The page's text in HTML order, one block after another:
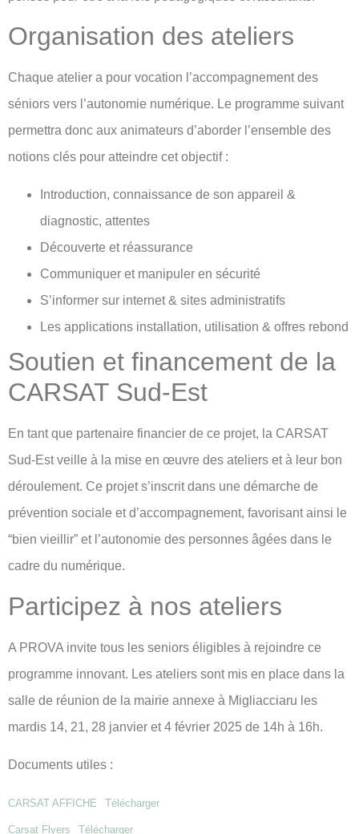
Organisation des ateliers
Chaque atelier a pour vocation l’accompagnement des
séniors vers l’autonomie numérique. Le programme suivant
permettra donc aux animateurs d’aborder l’ensemble des
notions clés pour atteindre cet objectif :
Introduction, connaissance de son appareil &
diagnostic, attentes
Découverte et réassurance
Communiquer et manipuler en sécurité
S’informer sur internet & sites administratifs
Les applications installation, utilisation & offres rebond
Soutien et financement de la
CARSAT Sud-Est
En tant que partenaire financier de ce projet, la CARSAT
Sud-Est veille à la mise en œuvre des ateliers et à leur bon
déroulement. Ce projet s’inscrit dans une démarche de
prévention sociale et d’accompagnement, favorisant ainsi le
“bien vieillir” et l’autonomie des personnes âgées dans le
cadre du numérique.
Participez à nos ateliers
A PROVA invite tous les seniors éligibles à rejoindre ce
programme innovant. Les ateliers sont mis en place dans la
salle de réunion de la mairie annexe à Migliacciaru les
mardis 14, 21, 28 janvier et 4 février 2025 de 14h à 16h.
Documents utiles :
CARSAT AFFICHE Télécharger
Carsat Flyers Télécharger